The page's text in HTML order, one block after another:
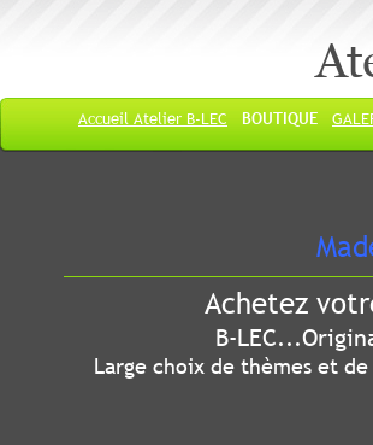
Accueil Atelier B-LEC BOUTIQUE
Achetez
B-LEC...Original et
Large choix de thèmes et de